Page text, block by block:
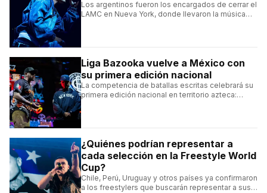
Los argentinos fueron los encargados de cerrar el
LAMC en Nueva York, donde llevaron la música
Liga Bazooka vuelve a México con
su primera edición nacional
La competencia de batallas escritas celebrará su
primera edición nacional en territorio azteca:
¿Quiénes podrían representar a
cada selección en la Freestyle World
Cup?
Chile, Perú, Uruguay y otros países ya confirmaron
a los freestylers que buscarán representar a sus